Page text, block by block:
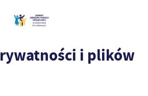
i plików